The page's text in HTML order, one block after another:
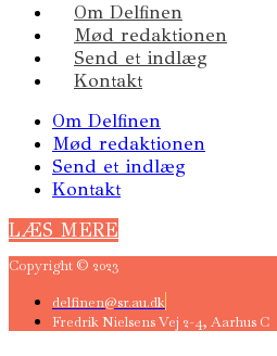
Om Delfinen
Mød redaktionen
Send et indlæg
Kontakt
Om Delfinen
Mød redaktionen
Send et indlæg
Kontakt
LÆS MERE
Copyright © 2023
delfinen@sr.au.dk
Fredrik Nielsens Vej 2-4, Aarhus C